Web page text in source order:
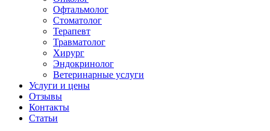
Офтальмолог
Стоматолог
Терапевт
Травматолог
Хирург
Эндокринолог
Ветеринарные услуги
Услуги и цены
Отзывы
Контакты
Статьи